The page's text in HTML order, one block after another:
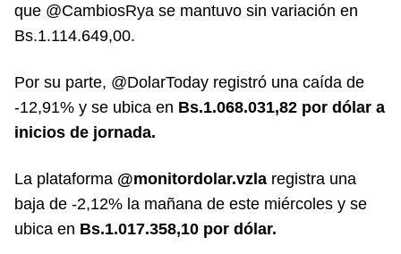
que @CambiosRya se mantuvo sin variación en
Bs.1.114.649,00.
Por su parte, @DolarToday registró una caída de
-12,91% y se ubica en Bs.1.068.031,82 por dólar a
inicios de jornada.
La plataforma @monitordolar.vzla registra una
baja de -2,12% la mañana de este miércoles y se
ubica en Bs.1.017.358,10 por dólar.